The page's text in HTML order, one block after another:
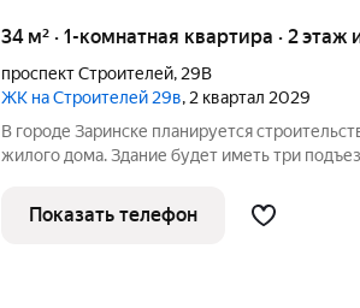
34 м² · 1-комнатная квартира · 2 этаж
проспект Строителей, 29В
ЖК на Строителей 29в, 2 квартал 2029
В городе Заринске планируется
жилого дома. Здание будет иметь три
этаже. Входы в подъезды расположат со
нежилые помещения с
Показать телефон